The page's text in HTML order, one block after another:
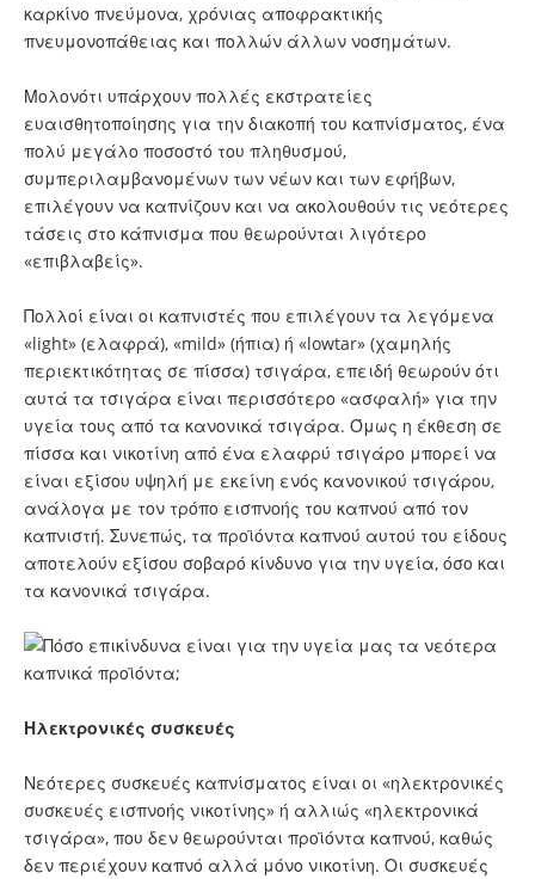
καρκίνο πνεύμονα, χρόνιας αποφρακτικής
πνευμονοπάθειας και πολλών άλλων νοσημάτων.
Μολονότι υπάρχουν πολλές εκστρατείες
ευαισθητοποίησης για την διακοπή του καπνίσματος, ένα
πολύ μεγάλο ποσοστό του πληθυσμού,
συμπεριλαμβανομένων των νέων και των εφήβων,
επιλέγουν να καπνίζουν και να ακολουθούν τις νεότερες
τάσεις στο κάπνισμα που θεωρούνται λιγότερο
«επιβλαβείς».
Πολλοί είναι οι καπνιστές που επιλέγουν τα λεγόμενα
«light» (ελαφρά), «mild» (ήπια) ή «lowtar» (χαμηλής
περιεκτικότητας σε πίσσα) τσιγάρα, επειδή θεωρούν ότι
αυτά τα τσιγάρα είναι περισσότερο «ασφαλή» για την
υγεία τους από τα κανονικά τσιγάρα. Όμως η έκθεση σε
πίσσα και νικοτίνη από ένα ελαφρύ τσιγάρο μπορεί να
είναι εξίσου υψηλή με εκείνη ενός κανονικού τσιγάρου,
ανάλογα με τον τρόπο εισπνοής του καπνού από τον
καπνιστή. Συνεπώς, τα προϊόντα καπνού αυτού του είδους
αποτελούν εξίσου σοβαρό κίνδυνο για την υγεία, όσο και
τα κανονικά τσιγάρα.
Ηλεκτρονικές συσκευές
Νεότερες συσκευές καπνίσματος είναι οι «ηλεκτρονικές
συσκευές εισπνοής νικοτίνης» ή αλλιώς «ηλεκτρονικά
τσιγάρα», που δεν θεωρούνται προϊόντα καπνού, καθώς
δεν περιέχουν καπνό αλλά μόνο νικοτίνη. Οι συσκευές